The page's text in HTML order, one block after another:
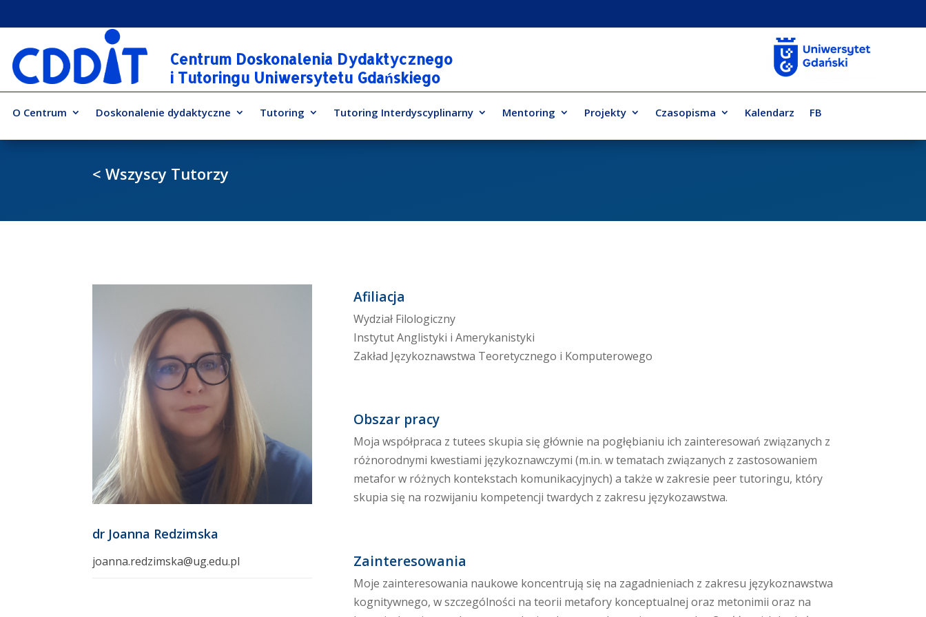
Centrum Doskonalenia Dydaktycznego
i Tutoringu Uniwersytetu Gdańskiego
O Centrum Doskonalenie dydaktyczne Tutoring Tutoring Interdyscyplinarny Mentoring Projekty Czasopisma Kalendarz FB
< Wszyscy Tutorzy
dr Joanna Redzimska
joanna.redzimska@ug.edu.pl
Afiliacja
Wydział Filologiczny
Instytut Anglistyki i Amerykanistyki
Zakład Językoznawstwa Teoretycznego i Komputerowego
Obszar pracy
Moja współpraca z tutees skupia się głównie na pogłębianiu ich zainteresowań związanych z
różnorodnymi kwestiami językoznawczymi (m.in. w tematach związanych z zastosowaniem
metafor w różnych kontekstach komunikacyjnych) a także w zakresie peer tutoringu, który
skupia się na rozwijaniu kompetencji twardych z zakresu językozawstwa.
Zainteresowania
Moje zainteresowania naukowe koncentrują się na zagadnieniach z zakresu językoznawstwa
kognitywnego, w szczególności na teorii metafory konceptualnej oraz metonimii oraz na